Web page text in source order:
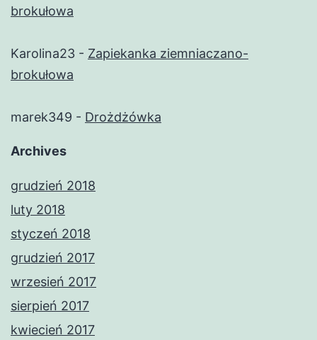
brokułowa
Karolina23 - Zapiekanka ziemniaczano-
brokułowa
marek349 - Drożdżówka
Archives
grudzień 2018
luty 2018
styczeń 2018
grudzień 2017
wrzesień 2017
sierpień 2017
kwiecień 2017